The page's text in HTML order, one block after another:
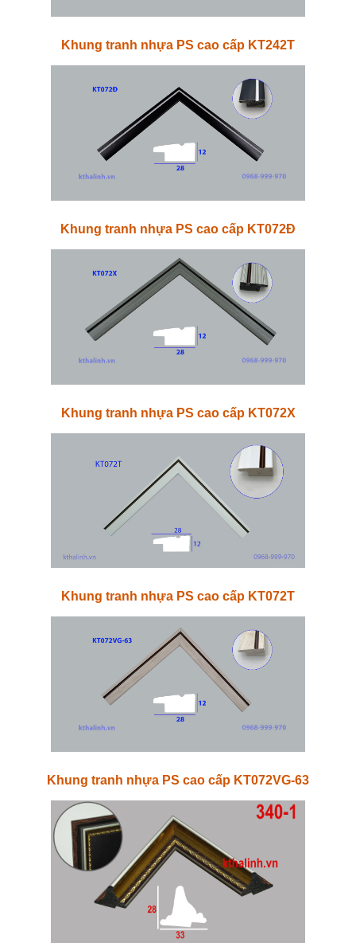
Khung tranh nhựa PS cao cấp KT242T
Khung tranh nhựa PS cao cấp KT072Đ
Khung tranh nhựa PS cao cấp KT072X
Khung tranh nhựa PS cao cấp KT072T
Khung tranh nhựa PS cao cấp KT072VG-63